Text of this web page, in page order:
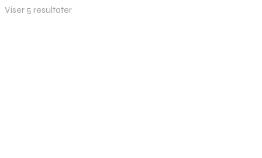
Viser 5 resultater